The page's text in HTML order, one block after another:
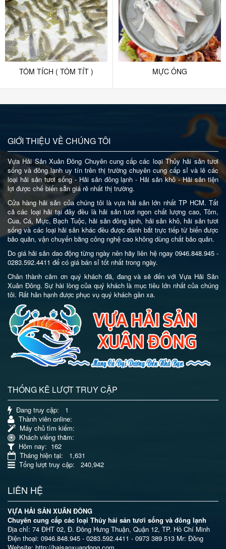
TÔM TÍCH ( TÔM TÍT ) MỰC ỐNG
GIỚI THIỆU VỀ CHÚNG TÔI
Vựa Hải Sản Xuân Đông Chuyên cung cấp các loại Thủy hải sản tươi
sống và đông lạnh uy tín trên thị trường chuyên cung cấp sỉ và lẻ các
loại hải sản tươi sống - Hải sản đông lạnh - Hải sản khô - Hải sản tiện
lợi được chế biến sẵn giá rẻ nhất thị trường.
Cửa hàng hải sản của chúng tôi là vựa hải sản lớn nhất TP HCM. Tất
cả các loại hải tại đây đều là hải sản tươi ngon chất lượng cao, Tôm,
Cua, Cá, Mực, Bạch Tuộc, hải sản đông lạnh, hải sản khô, hải sản tươi
sống và các loại hải sản khác đều được đánh bắt trực tiếp từ biển được
bảo quản, vận chuyển bằng công nghệ cao không dùng chất bảo quản.
Do giá hải sản dao động từng ngày nên hãy liên hệ ngay 0946.848.945 -
0283.592.4411 để có giá bán sỉ tốt nhất trong ngày.
Chân thành cảm ơn quý khách đã, đang và sẽ đến với Vựa Hải Sản
Xuân Đông. Sự hài lòng của quý khách là mục tiêu lớn nhất của chúng
tôi. Rất hân hạnh được phục vụ quý khách gần xa.
THỐNG KÊ LƯỢT TRUY CẬP
Đang truy cập: 1
Thành viên online:
Máy chủ tìm kiếm:
Khách viếng thăm:
Hôm nay: 162
Tháng hiện tại: 1,631
Tổng lượt truy cập: 240,942
LIÊN HỆ
VỰA HẢI SẢN XUÂN ĐÔNG
Chuyên cung cấp các loại Thủy hải sản tươi sống và đông lạnh
Địa chỉ: 74 ĐHT 02, Đ. Đông Hưng Thuận, Quận 12, TP. Hồ Chí Minh
Điện thoại: 0946.848.945 - 0283.592.4411 - 0973 389 513 Mr: Đông